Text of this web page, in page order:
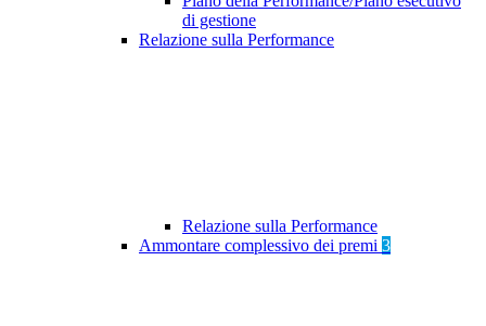
di gestione
Relazione sulla Performance
Relazione sulla Performance
Ammontare complessivo dei premi 3